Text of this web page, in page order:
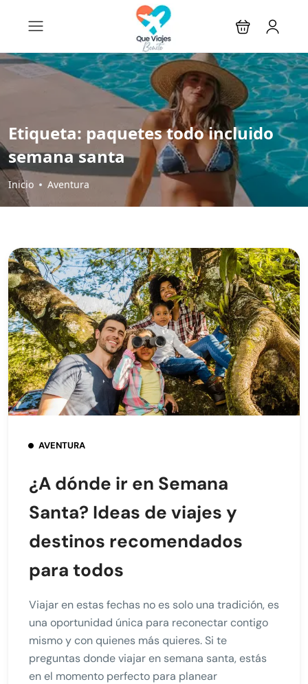
Etiqueta: paquetes todo incluido
semana santa
Inicio Aventura
AVENTURA
¿A dónde ir en Semana
Santa? Ideas de viajes y
destinos recomendados
para todos
Viajar en estas fechas no es solo una tradición, es
una oportunidad única para reconectar contigo
mismo y con quienes más quieres. Si te
preguntas donde viajar en semana santa, estás
en el momento perfecto para planear